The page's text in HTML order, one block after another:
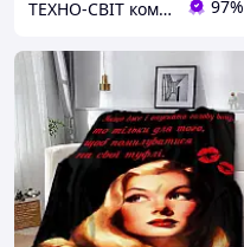
ТЕХНО-СВІТ компьютерна техніка, мобільні аксесуари, електронна техніка та багато іншого. 97%